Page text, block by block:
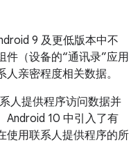
9 及更低版本中不
件（设备的“通讯录”应用
亲密程度相关数据。
人提供程序访问数据并
Android 10 中引入了有
使用联系人提供程序的所